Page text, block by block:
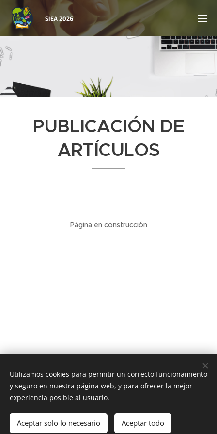
SIEA 2026
PUBLICACIÓN DE
ARTÍCULOS
Página en construcción
Cookies
Utilizamos cookies para permitir un correcto funcionamiento
y seguro en nuestra página web, y para ofrecer la mejor
experiencia posible al usuario.
Aceptar solo lo necesario Aceptar todo